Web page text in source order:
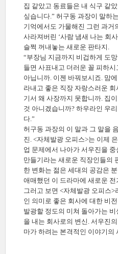
집 같았고 동료들은 내 식구 같
싶습니다.” 허구동 과장이 말하
기억에서도 가물해진 그런 과거
사라져버린 ‘사람 냄새 나는 회
슬쩍 꺼내놓는 새로운 판타지.
“부장님 지금까지 비겁하게 도
들면 사표내고 더러운 꼴 피하
아닙니까. 이젠 바꿔보시죠. 맘
라내고 좋은 직장 자랑스러운
기서 왜 사장까지 못합니까. 집
것 아니겠습니까? 하우라인 우
다.”
허구동 과장의 이 말과 그 말을
진. <자체발광 오피스>는 이제
업 문제에서 나아가 서우진을
만들기라는 새로운 직장인들의
한 변화는 젊은 세대의 공감은
애매했던 이 드라마에 새로운
그러고 보면 <자체발광 오피스>
인 의미로 좋은 회사에 대한 비
발광할 정도의 미쳐 돌아가는
을 내는 회사로의 변신. 서우진
마가 하려는 본격적인 이야기의